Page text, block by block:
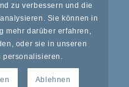
zu verbessern und die
Sie können in
mehr darüber erfahren,
oder sie in unseren
personalisieren.
Ablehnen